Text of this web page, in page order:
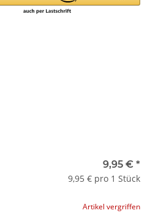
9,95 € *
9,95 € pro 1 Stück
Artikel vergriffen